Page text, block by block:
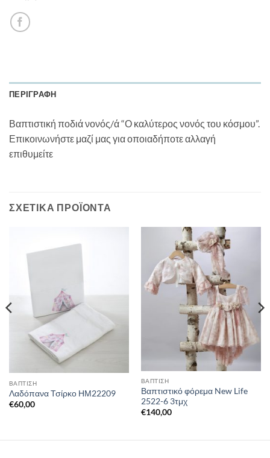
ΠΕΡΙΓΡΑΦΉ
Βαπτιστική ποδιά νονός/ά “Ο καλύτερος νονός του κόσμου”.
Επικοινωνήστε μαζί μας για οποιαδήποτε αλλαγή
επιθυμείτε
ΣΧΕΤΙΚΆ ΠΡΟΪΌΝΤΑ
ΒΑΠΤΙΣΗ
Λαδόπανα Τσίρκο ΗΜ22209
€60,00
ΒΑΠΤΙΣΗ
Βαπτιστικό φόρεμα New Life
2522-6 3τμχ
€140,00